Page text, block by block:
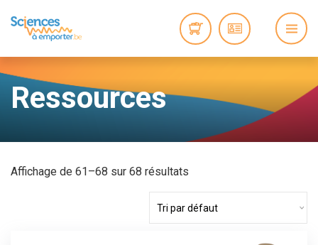
Ressources
Affichage de 61–68 sur 68 résultats